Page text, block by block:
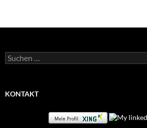
Suchen
nach:
KONTAKT